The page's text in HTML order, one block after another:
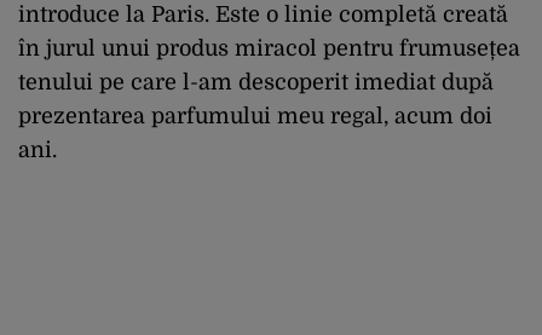
introduce la Paris. Este o linie completă creată
în jurul unui produs miracol pentru frumusețea
tenului pe care l-am descoperit imediat după
prezentarea parfumului meu regal, acum doi
ani.